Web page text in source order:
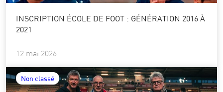
INSCRIPTION ÉCOLE DE FOOT : GÉNÉRATION 2016 À
2021
12 mai 2026
Non classé